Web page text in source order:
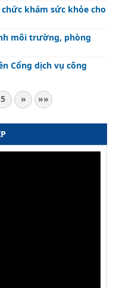
khám sức khỏe cho
môi trường, phòng
Cổng dịch vụ công
5 » »»